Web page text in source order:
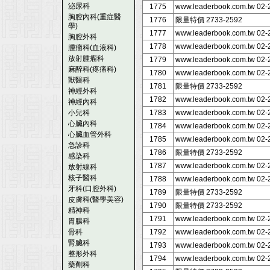
泌尿科
胸腔內科(重症醫
學)
胸腔外科
腫瘤科(血液科)
放射腫瘤科
麻醉科(疼痛科)
獸醫科
神經外科
神經內科
小兒科
心臟內科
心臟血管外科
急診科
感染科
放射線科
核子醫科
牙科(口腔外科)
皮膚科(醫學美容)
精神科
胃腸科
骨科
腎臟科
整形外科
藥劑科
1775
www.leaderbook.com.tw
1776
限量特價 2733-2592
1777
www.leaderbook.com.tw
1778
www.leaderbook.com.tw
1779
www.leaderbook.com.tw
1780
www.leaderbook.com.tw
1781
限量特價 2733-2592
1782
www.leaderbook.com.tw
1783
www.leaderbook.com.tw
1784
www.leaderbook.com.tw
1785
www.leaderbook.com.tw
1786
限量特價 2733-2592
1787
www.leaderbook.com.tw
1788
www.leaderbook.com.tw
1789
限量特價 2733-2592
1790
限量特價 2733-2592
1791
www.leaderbook.com.tw
1792
www.leaderbook.com.tw
1793
www.leaderbook.com.tw
1794
www.leaderbook.com.tw